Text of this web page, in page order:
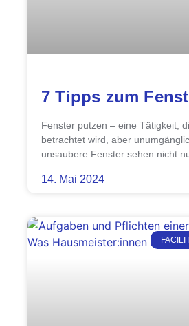
7 Tipps zum
Fenster putzen – eine Tätigkeit,
betrachtet wird, aber
unsaubere Fenster sehen nicht
14. Mai 2024